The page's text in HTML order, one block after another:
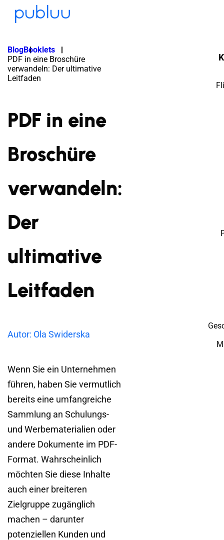
BlogBooklets
PDF in eine Broschüre
verwandeln: Der ultimative
Leitfaden
PDF in eine
Broschüre
verwandeln:
Der
ultimative
Leitfaden
Autor: Ola Swiderska
Wenn Sie ein Unternehmen
führen, haben Sie vermutlich
bereits eine umfangreiche
Sammlung an Schulungs-
und Werbematerialien oder
andere Dokumente im PDF-
Format. Wahrscheinlich
möchten Sie diese Inhalte
auch einer breiteren
Zielgruppe zugänglich
machen – darunter
potenziellen Kunden und